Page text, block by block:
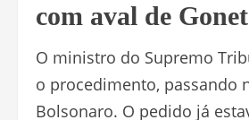
com aval de Gonet
O ministro do Supremo
o procedimento, passando
Bolsonaro. O pedido já